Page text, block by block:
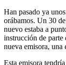
Han pasado ya
orábamos. Un 30
nuevo estaba a
instrucción de
nueva emisora, una
Esta emisora